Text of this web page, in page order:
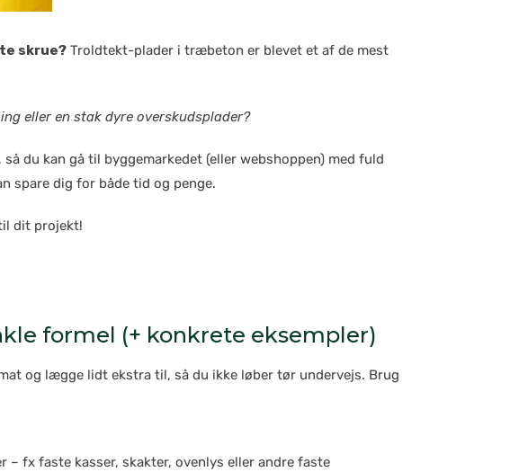
skrue? Troldtekt-plader i træbeton er blevet et af de mest
eller en stak dyre overskudsplader?
du kan gå til byggemarkedet (eller webshoppen) med fuld
spare dig for både tid og penge.
dit projekt!
formel (+ konkrete eksempler)
og lægge lidt ekstra til, så du ikke løber tør undervejs. Brug
fx faste kasser, skakter, ovenlys eller andre faste